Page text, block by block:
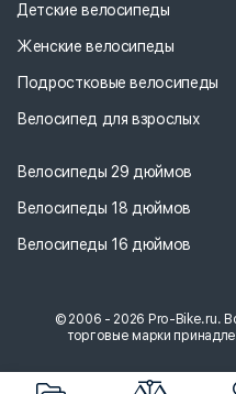
Детские велосипеды
Женские велосипеды
Подростковые велосипеды
Велосипед для взрослых
Велосипеды 29 дюймов
Велосипеды 18 дюймов
Велосипеды 16 дюймов
© 2006 - 2026 Pro-Bike.ru.
торговые марки